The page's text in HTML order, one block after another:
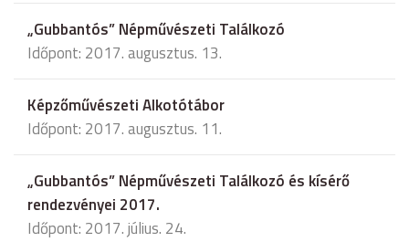
„Gubbantós” Népművészeti Találkozó
Időpont: 2017. augusztus. 13.
Képzőművészeti Alkotótábor
Időpont: 2017. augusztus. 11.
„Gubbantós” Népművészeti Találkozó és kísérő
rendezvényei 2017.
Időpont: 2017. július. 24.